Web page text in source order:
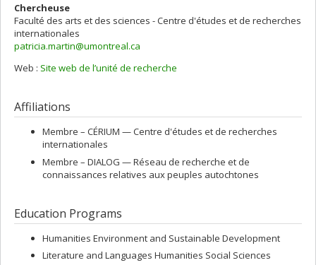
Chercheuse
Faculté des arts et des sciences - Centre d'études et de recherches
internationales
patricia.martin@umontreal.ca
Web : Site web de l’unité de recherche
Affiliations
Membre – CÉRIUM — Centre d'études et de recherches
internationales
Membre – DIALOG — Réseau de recherche et de
connaissances relatives aux peuples autochtones
Education Programs
Humanities Environment and Sustainable Development
Literature and Languages Humanities Social Sciences